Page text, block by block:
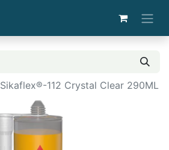
Sikaflex®-112 Crystal Clear 290ML